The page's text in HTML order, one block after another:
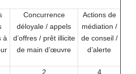
à
Concurrence
déloyale / appels
d’offres / prêt illicite
de main d’œuvre
Actions de
médiation /
de conseil /
d’alerte
2 4